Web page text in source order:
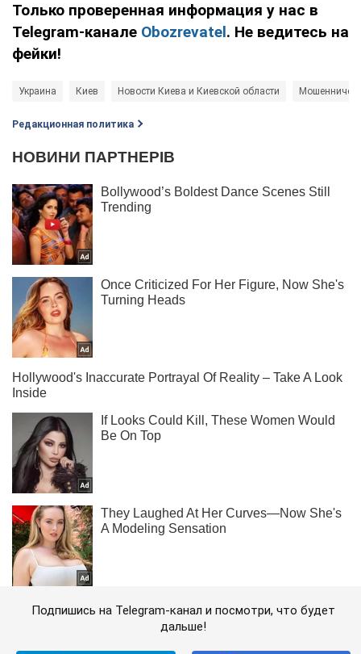
Только проверенная информация у нас в
Telegram-канале Obozrevatel. Не ведитесь на
фейки!
Украина Киев Новости Киева и Киевской области
Редакционная политика
Подпишись на Telegram-канал и посмотри, что будет
дальше!